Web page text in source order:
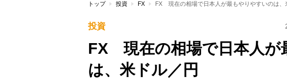
トップ 投資 FX FX 現在の相場で日本人が最もやりやすいのは、
投資
FX 現在の相場で日本人が
は、米ドル／円